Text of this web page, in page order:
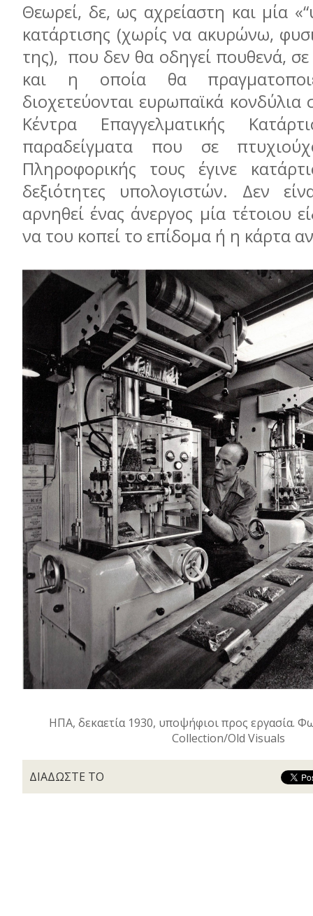
Θεωρεί, δε, ως αχρείαστη και μία
κατάρτισης (χωρίς να ακυρώνω,
της), που δεν θα οδηγεί πουθενά, σε
και η οποία θα
διοχετεύονται ευρωπαϊκά κονδύλια
Κέντρα Επαγγελματικής
παραδείγματα που σε
Πληροφορικής τους έγινε
δεξιότητες υπολογιστών. Δεν
αρνηθεί ένας άνεργος μία τέτοιου
να του κοπεί το επίδομα ή η κάρτα
ΗΠΑ, δεκαετία 1930, υποψήφιοι προς εργασία.
Collection/Old Visuals
ΔΙΑΔΩΣΤΕ ΤΟ